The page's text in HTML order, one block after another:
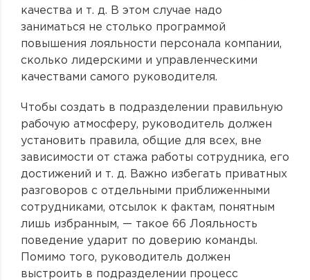
качества и т. д. В этом случае надо
заниматься не столько программой
повышения лояльности персонала компании,
сколько лидерскими и управленческими
качествами самого руководителя.
Чтобы создать в подразделении правильную
рабочую атмосферу, руководитель должен
установить правила, общие для всех, вне
зависимости от стажа работы сотрудника, его
достижений и т. д. Важно избегать приватных
разговоров с отдельными приближенными
сотрудниками, отсылок к фактам, понятным
лишь избранным, — такое 66 Лояльность
поведение ударит по доверию команды.
Помимо того, руководитель должен
выстроить в подразделении процесс